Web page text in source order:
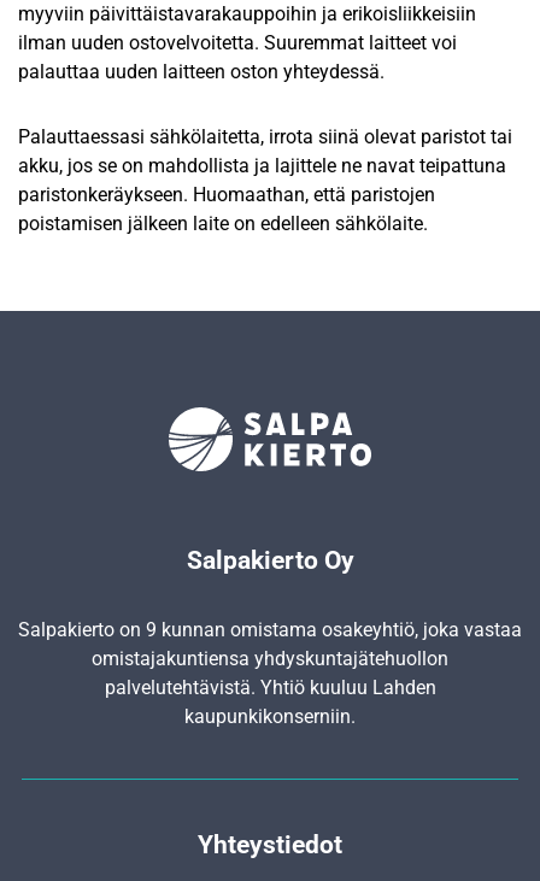
myyviin päivittäistavarakauppoihin ja erikoisliikkeisiin
ilman uuden ostovelvoitetta. Suuremmat laitteet voi
palauttaa uuden laitteen oston yhteydessä.
Palauttaessasi sähkölaitetta, irrota siinä olevat paristot tai
akku, jos se on mahdollista ja lajittele ne navat teipattuna
paristonkeräykseen. Huomaathan, että paristojen
poistamisen jälkeen laite on edelleen sähkölaite.
Salpakierto Oy
Salpakierto on 9 kunnan omistama osakeyhtiö, joka vastaa
omistajakuntiensa yhdyskunta­jätehuollon
palvelutehtävistä. Yhtiö kuuluu Lahden
kaupunkikonserniin.
Yhteystiedot